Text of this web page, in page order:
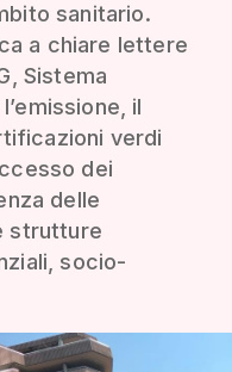
sanitario.
a chiare lettere
Sistema
il
verdi
dei
delle
strutture
socio-